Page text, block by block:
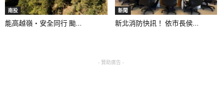
南投
能高越嶺‧安全同行 颱...
新聞
新北消防快訊！ 依市長侯...
- 贊助廣告 -